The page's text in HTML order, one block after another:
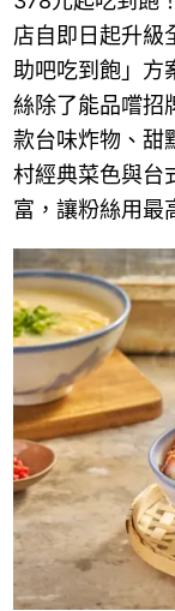
店自即日起升級
助吧吃到飽」方
絲除了能品嚐招
款台味炸物、甜
村經典菜色與台
富，讓粉絲用最